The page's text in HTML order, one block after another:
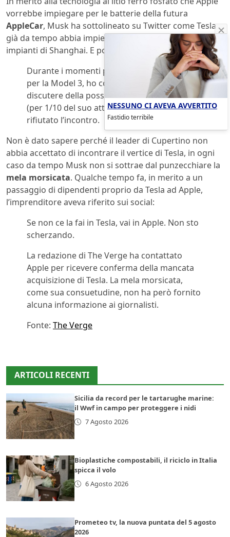
vorrebbe impiegare per le batterie della futura
AppleCar, Musk ha sottolineato su Twitter come Tesla
già da tempo abbia impiegato questa soluzione nei suoi
impianti di Shanghai. E poi ha aggiunto:
Durante i momenti più duri del programma
per la Model 3, ho contattato Tim Cook per
discutere della possibilità di acquisire Tesla
(per 1/10 del suo attuale valore). Ma ha
rifiutato l’incontro.
Non è dato sapere perché il leader di Cupertino non
abbia accettato di incontrare il vertice di Tesla, in ogni
caso da tempo Musk non si sottrae dal punzecchiare la
mela morsicata. Qualche tempo fa, in merito a un
passaggio di dipendenti proprio da Tesla ad Apple,
l’imprenditore aveva riferito sui social:
Se non ce la fai in Tesla, vai in Apple. Non sto
scherzando.
La redazione di The Verge ha contattato
Apple per ricevere conferma della mancata
acquisizione di Tesla. La mela morsicata,
come sua consuetudine, non ha però fornito
alcuna informazione ai giornalisti.
Fonte: The Verge
ARTICOLI RECENTI
Sicilia da record per le tartarughe marine:
il Wwf in campo per proteggere i nidi
7 Agosto 2026
Bioplastiche compostabili, il riciclo in Italia
spicca il volo
6 Agosto 2026
Prometeo tv, la nuova puntata del 5 agosto
2026
NESSUNO CI AVEVA AVVERTITO
Fastidio terribile